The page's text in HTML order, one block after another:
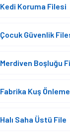
Kedi Koruma Filesi
Çocuk Güvenlik
Merdiven Boşluğu
Fabrika Kuş
Halı Saha Üstü File